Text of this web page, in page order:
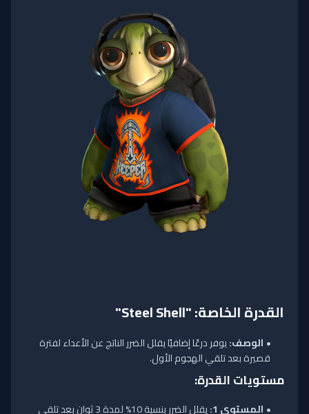
القدرة الخاصة: "Steel Shell"
الوصف:يوفر درعًا إضافيًا يقلل الضرر الناتج عن الأعداء لفترة
قصيرة بعد تلقي الهجوم الأول.
مستويات القدرة:
المستوى 1:
يقلل الضرر بنسبة 10% لمدة 3 ثوانٍ بعد تلقي